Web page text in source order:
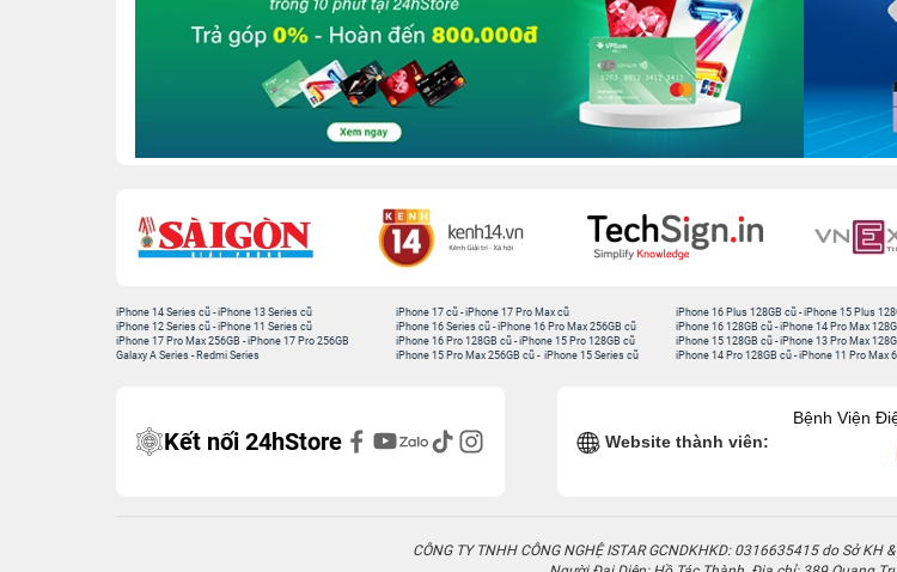
iPhone 14 Series cũ -iPhone 13 Series cũ
iPhone 12 Series cũ -iPhone 11 Series cũ
iPhone 17 Pro Max 256GB -iPhone 17 Pro 256GB
Galaxy A Series - Redmi Series
iPhone 17 cũ -iPhone 17 Pro Max cũ
iPhone 16 Series cũ - iPhone 16 Pro Max 256GB cũ
iPhone 16 Pro 128GB cũ -iPhone 15 Pro 128GB cũ
iPhone 15 Pro Max 256GB cũ - iPhone 15 Series cũ
iPhone 16 Plus 128GB cũ -iPhone 15 Plus
iPhone 16 128GB cũ -iPhone 14 Pro Max
iPhone 15 128GB cũ -iPhone 13 Pro Max
iPhone 14 Pro 128GB cũ -iPhone 11 Pro Max
Kết nối 24hStore Website thành viên:
Bệnh Viện
CÔNG TY TNHH CÔNG NGHỆ ISTAR GCNDKHKD: 0316635415 do Sở